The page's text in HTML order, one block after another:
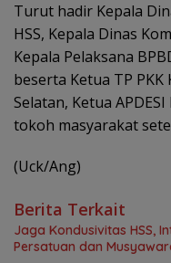
Turut hadir Kepala
HSS, Kepala Dinas
Kepala Pelaksana
beserta Ketua TP PKK
Selatan, Ketua
tokoh masyarakat
(Uck/Ang)
Berita Terkait
Jaga Kondusivitas HSS,
Persatuan dan